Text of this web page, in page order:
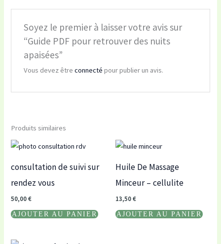
Soyez le premier à laisser votre avis sur
“Guide PDF pour retrouver des nuits
apaisées”
Vous devez être connecté pour publier un avis.
Produits similaires
consultation de suivi sur
rendez vous
50,00€
AJOUTER AU PANIER
Huile De Massage
Minceur – cellulite
13,50€
AJOUTER AU PANIER